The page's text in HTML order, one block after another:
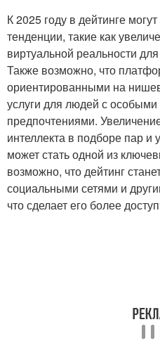
К 2025 году в дейтинге
тенденции, такие как
виртуальной реальности
Также возможно, что
ориентированными на
услуги для людей с
предпочтениями.
интеллекта в подборе пар
может стать одной из
возможно, что дейтинг
социальными сетями и
что сделает его более